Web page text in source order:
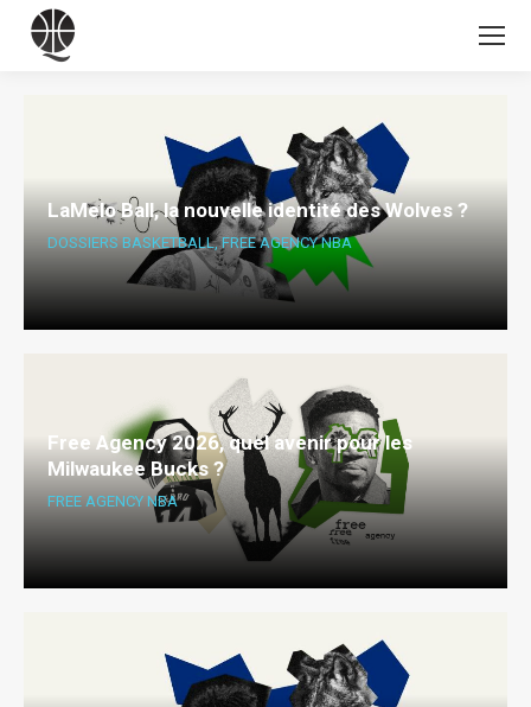
LaMelo Ball, la nouvelle identité des Wolves ?
DOSSIERS BASKETBALL,FREE AGENCY NBA
Free Agency 2026, quel avenir pour les
Milwaukee Bucks ?
FREE AGENCY NBA